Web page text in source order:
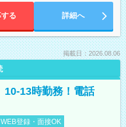
る 詳細へ
掲載日：2026.08.06
10-13時勤務！電話
WEB登録・面接OK